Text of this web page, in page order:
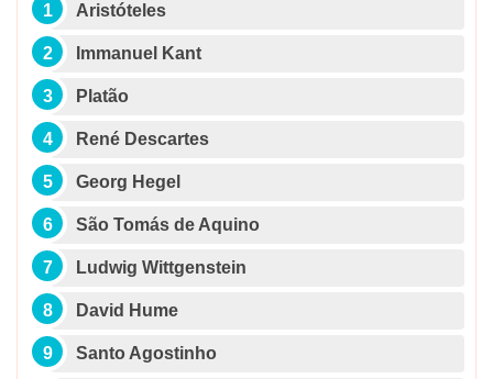
Aristóteles
Immanuel Kant
Platão
René Descartes
Georg Hegel
São Tomás de Aquino
Ludwig Wittgenstein
David Hume
Santo Agostinho